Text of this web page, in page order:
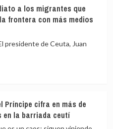
a los migrantes que
frontera con más medios
presidente de Ceuta, Juan
Príncipe cifra en más de
en la barriada ceutí